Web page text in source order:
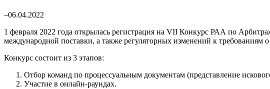
–06.04.2022
1 февраля 2022 года открылась регистрация на VII Конкурс РАА по
международной поставки, а также регуляторных изменений к
Конкурс состоит из 3 этапов:
Отбор команд по процессуальным документам (представление
Участие в онлайн-раундах.